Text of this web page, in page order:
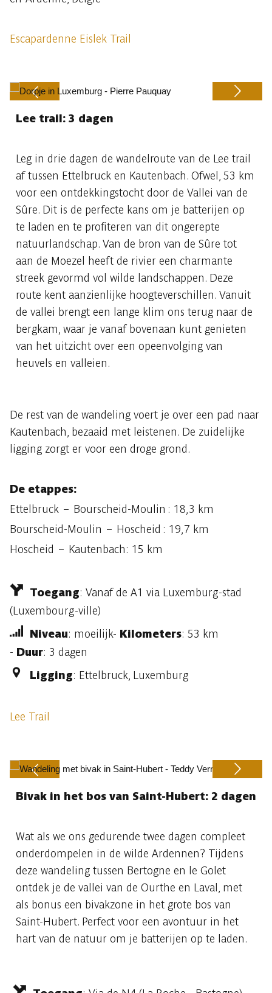
Escapardenne Eislek Trail
Lee trail: 3 dagen
Leg in drie dagen de wandelroute van de Lee trail
af tussen Ettelbruck en Kautenbach. Ofwel, 53 km
voor een ontdekkingstocht door de Vallei van de
Sûre. Dit is de perfecte kans om je batterijen op
te laden en te profiteren van dit ongerepte
natuurlandschap. Van de bron van de Sûre tot
aan de Moezel heeft de rivier een charmante
streek gevormd vol wilde landschappen. Deze
route kent aanzienlijke hoogteverschillen. Vanuit
de vallei brengt een lange klim ons terug naar de
bergkam, waar je vanaf bovenaan kunt genieten
van het uitzicht over een opeenvolging van
heuvels en valleien.
Previous
De rest van de wandeling voert je over een pad naar
Kautenbach, bezaaid met leistenen. De zuidelijke
ligging zorgt er voor een droge grond.
De etappes:
Ettelbruck – Bourscheid-Moulin : 18,3 km
Bourscheid-Moulin – Hoscheid : 19,7 km
Hoscheid – Kautenbach: 15 km
Toegang: Vanaf de A1 via Luxemburg-stad
(Luxembourg-ville)
Niveau: moeilijk- Kilometers: 53 km
- Duur: 3 dagen
Ligging: Ettelbruck, Luxemburg
Lee Trail
Previous Next
Bivak in het bos van Saint-Hubert: 2 dagen
Wat als we ons gedurende twee dagen compleet
onderdompelen in de wilde Ardennen? Tijdens
deze wandeling tussen Bertogne en le Golet
ontdek je de vallei van de Ourthe en Laval, met
als bonus een bivakzone in het grote bos van
Saint-Hubert. Perfect voor een avontuur in het
hart van de natuur om je batterijen op te laden.